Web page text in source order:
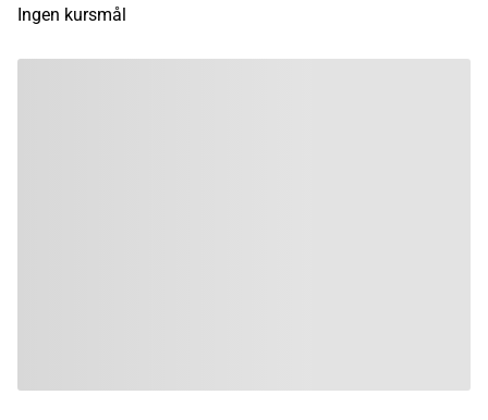
Ingen kursmål